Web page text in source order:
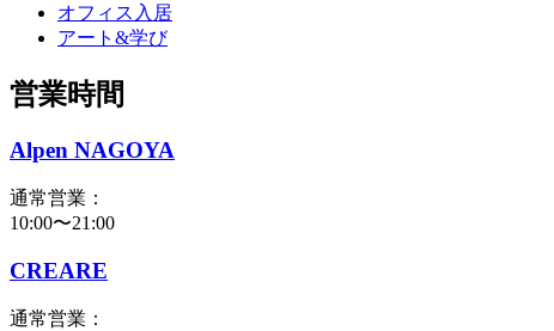
オフィス入居
アート&学び
営業時間
Alpen NAGOYA
通常営業：
10:00〜21:00
CREARE
通常営業：